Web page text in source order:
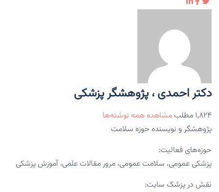
دکتر احمدی ، پژوهشگر پزشکی
۱,۸۲۴ مطلب
مشاهده همه نوشته‌ها
پژوهشگر و نویسنده حوزه سلامت
حوزه‌های فعالیت:
پزشکی عمومی، سلامت عمومی، مرور مقالات علمی، آموزش پزشکی
نقش در پزشک سایت: